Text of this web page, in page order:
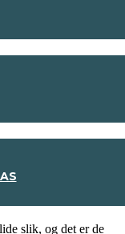
slik, og det er de